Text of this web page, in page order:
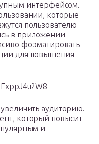
интерфейсом.
которые
пользователю
в приложении,
форматировать
для повышения
аудиторию.
который повысит
и